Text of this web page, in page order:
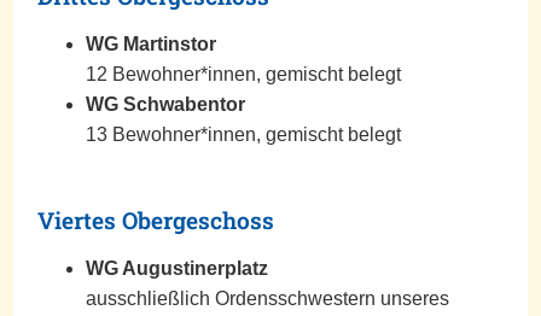
WG Martinstor
12 Bewohner*innen, gemischt belegt
WG Schwabentor
13 Bewohner*innen, gemischt belegt
Viertes Obergeschoss
WG Augustinerplatz
ausschließlich Ordensschwestern unseres